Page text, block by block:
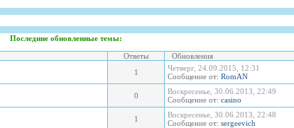
Последние обновленные темы:
Ответы
Обновления
1
Четверг, 24.09.2015, 12:31
Сообщение от: RomAN
0
Воскресенье, 30.06.2013, 22:49
Сообщение от: casino
1
Воскресенье, 30.06.2013, 22:48
Сообщение от: sergeevich